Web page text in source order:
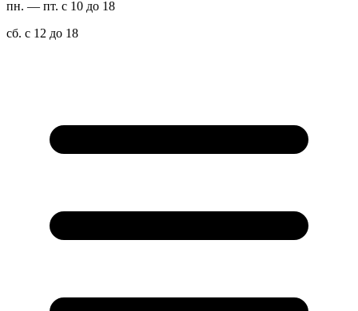
пн. — пт. с 10 до 18
сб. с 12 до 18